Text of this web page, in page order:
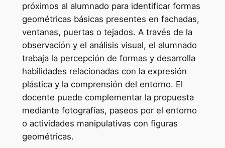
próximos al alumnado para identificar formas
geométricas básicas presentes en fachadas,
ventanas, puertas o tejados. A través de la
observación y el análisis visual, el alumnado
trabaja la percepción de formas y desarrolla
habilidades relacionadas con la expresión
plástica y la comprensión del entorno. El
docente puede complementar la propuesta
mediante fotografías, paseos por el entorno
o actividades manipulativas con figuras
geométricas.